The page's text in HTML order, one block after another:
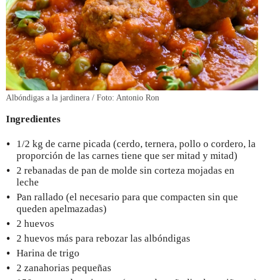
Albóndigas a la jardinera / Foto: Antonio Ron
Ingredientes
1/2 kg de carne picada (cerdo, ternera, pollo o cordero, la
proporción de las carnes tiene que ser mitad y mitad)
2 rebanadas de pan de molde sin corteza mojadas en
leche
Pan rallado (el necesario para que compacten sin que
queden apelmazadas)
2 huevos
2 huevos más para rebozar las albóndigas
Harina de trigo
2 zanahorias pequeñas